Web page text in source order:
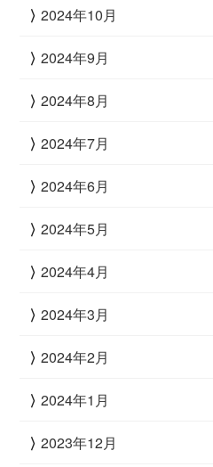
2024年10月
2024年9月
2024年8月
2024年7月
2024年6月
2024年5月
2024年4月
2024年3月
2024年2月
2024年1月
2023年12月